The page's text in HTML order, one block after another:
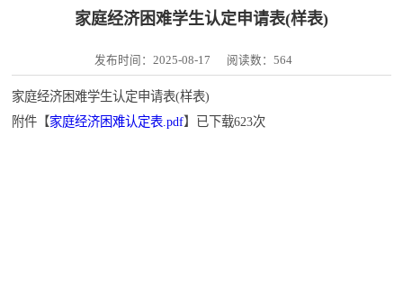
家庭经济困难学生认定申请表(样表)
发布时间：2025-08-17 阅读数： 564
家庭经济困难学生认定申请表(样表)
附件【家庭经济困难认定表.pdf】已下载623次